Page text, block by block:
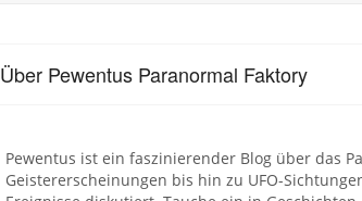
Über Pewentus Paranormal Faktory
Pewentus ist ein faszinierender Blog über das
Geistererscheinungen bis hin zu UFO-